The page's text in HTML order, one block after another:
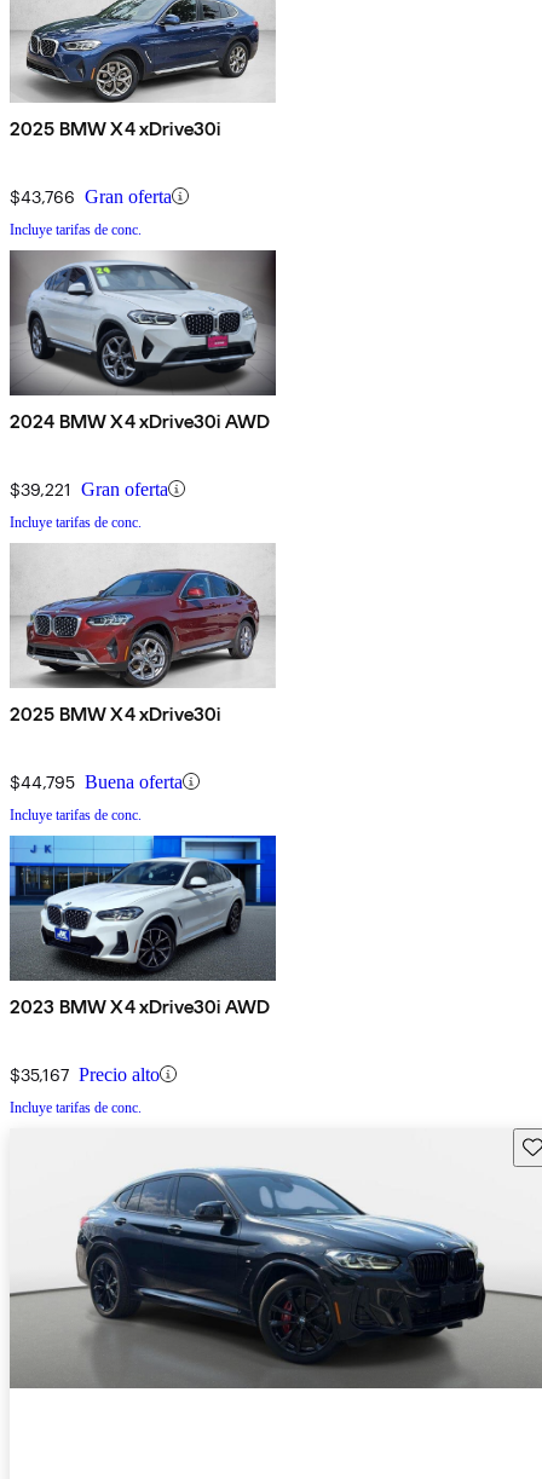
2025 BMW X4 xDrive30i
$43,766 Gran oferta
Incluye tarifas de conc.
2024 BMW X4 xDrive30i AWD
$39,221 Gran oferta
Incluye tarifas de conc.
2025 BMW X4 xDrive30i
$44,795 Buena oferta
Incluye tarifas de conc.
2023 BMW X4 xDrive30i AWD
$35,167 Precio alto
Incluye tarifas de conc.